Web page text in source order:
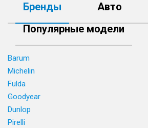
Бренды
Авто
Популярные модели
Barum
Michelin
Fulda
Goodyear
Dunlop
Pirelli